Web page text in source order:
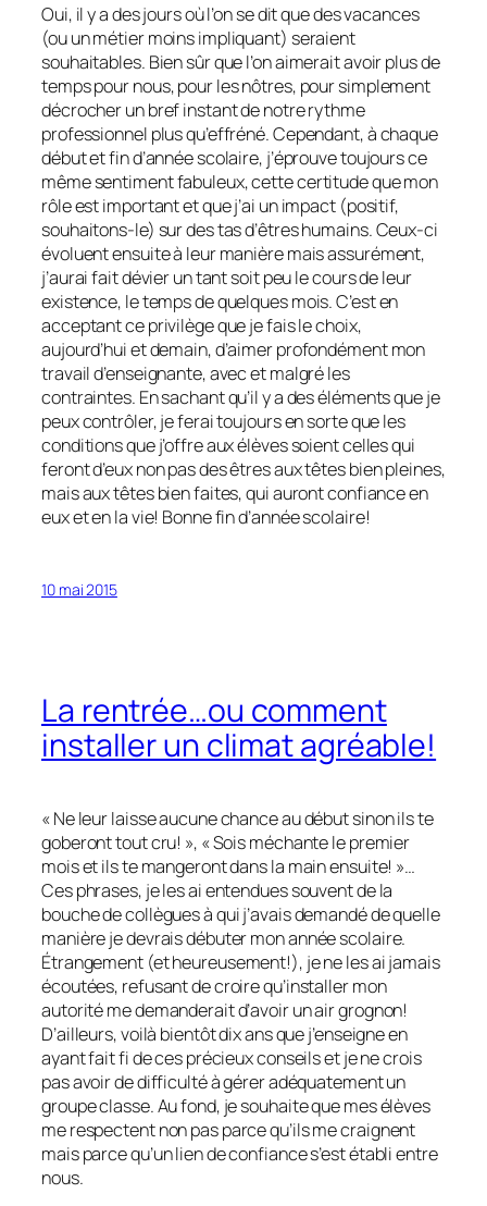
Oui, il y a des jours où l’on se dit que des vacances
(ou un métier moins impliquant) seraient
souhaitables. Bien sûr que l’on aimerait avoir plus de
temps pour nous, pour les nôtres, pour simplement
décrocher un bref instant de notre rythme
professionnel plus qu’effréné. Cependant, à chaque
début et fin d’année scolaire, j’éprouve toujours ce
même sentiment fabuleux, cette certitude que mon
rôle est important et que j’ai un impact (positif,
souhaitons-le) sur des tas d’êtres humains. Ceux-ci
évoluent ensuite à leur manière mais assurément,
j’aurai fait dévier un tant soit peu le cours de leur
existence, le temps de quelques mois. C’est en
acceptant ce privilège que je fais le choix,
aujourd’hui et demain, d’aimer profondément mon
travail d’enseignante, avec et malgré les
contraintes. En sachant qu’il y a des éléments que je
peux contrôler, je ferai toujours en sorte que les
conditions que j’offre aux élèves soient celles qui
feront d’eux non pas des êtres aux têtes bien pleines,
mais aux têtes bien faites, qui auront confiance en
eux et en la vie! Bonne fin d’année scolaire!
10 mai 2015
La rentrée…ou comment
installer un climat agréable!
« Ne leur laisse aucune chance au début sinon ils te
goberont tout cru! », « Sois méchante le premier
mois et ils te mangeront dans la main ensuite! »…
Ces phrases, je les ai entendues souvent de la
bouche de collègues à qui j’avais demandé de quelle
manière je devrais débuter mon année scolaire.
Étrangement (et heureusement!), je ne les ai jamais
écoutées, refusant de croire qu’installer mon
autorité me demanderait d’avoir un air grognon!
D’ailleurs, voilà bientôt dix ans que j’enseigne en
ayant fait fi de ces précieux conseils et je ne crois
pas avoir de difficulté à gérer adéquatement un
groupe classe. Au fond, je souhaite que mes élèves
me respectent non pas parce qu’ils me craignent
mais parce qu’un lien de confiance s’est établi entre
nous.